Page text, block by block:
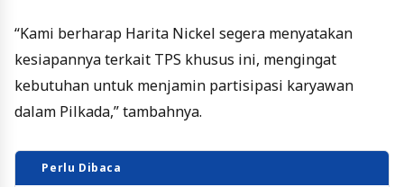
“Kami berharap Harita Nickel segera menyatakan
kesiapannya terkait TPS khusus ini, mengingat
kebutuhan untuk menjamin partisipasi karyawan
dalam Pilkada,” tambahnya.
Perlu Dibaca